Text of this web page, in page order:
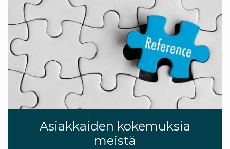
Asiakkaiden kokemuksia
meistä